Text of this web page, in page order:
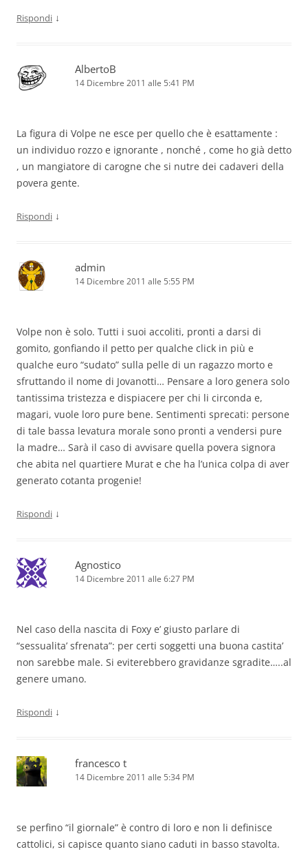
Rispondi ↓
AlbertoB
14 Dicembre 2011 alle 5:41 PM
La figura di Volpe ne esce per quello che è esattamente :
un individuo rozzo e ignorante , nonché , come ho già detto
, un mangiatore di carogne che si nutre dei cadaveri della
povera gente.
Rispondi ↓
admin
14 Dicembre 2011 alle 5:55 PM
Volpe non è solo. Tutti i suoi accoliti, pronti a darsi di
gomito, gonfiando il petto per qualche click in più e
qualche euro “sudato” sulla pelle di un ragazzo morto e
sfruttando il nome di Jovanotti… Pensare a loro genera solo
tantissima tristezza e dispiacere per chi li circonda e,
magari, vuole loro pure bene. Sentimenti sprecati: persone
di tale bassa levatura morale sono pronti a vendersi pure
la madre… Sarà il caso di avvisare quella povera signora
che abita nel quartiere Murat e che ha l’unica colpa di aver
generato cotanta progenie!
Rispondi ↓
Agnostico
14 Dicembre 2011 alle 6:27 PM
Nel caso della nascita di Foxy e’ giusto parlare di
“sessualita’ sfrenata”: per certi soggetti una buona castita’
non sarebbe male. Si eviterebbero gravidanze sgradite…..al
genere umano.
Rispondi ↓
francesco t
14 Dicembre 2011 alle 5:34 PM
se perfino “il giornale” è contro di loro e non li definisce
cattolici, si capisce quanto siano caduti in basso stavolta.